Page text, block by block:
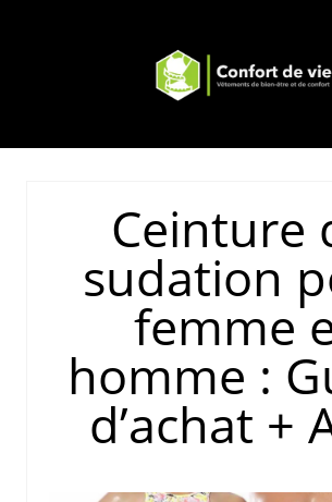
Ceinture
sudation
femme
homme :
d’achat +